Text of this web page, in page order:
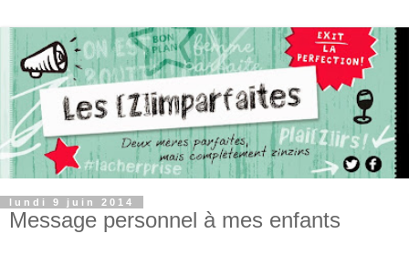
lundi 9 juin 2014
Message personnel à mes enfants